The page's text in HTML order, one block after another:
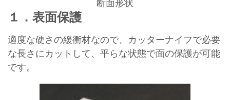
断面形状
１．表面保護
適度な硬さの緩衝材なので、カッターナイフで必要
な長さにカットして、平らな状態で面の保護が可能
です。